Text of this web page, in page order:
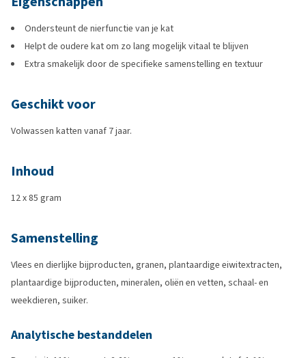
Ondersteunt de nierfunctie van je kat
Helpt de oudere kat om zo lang mogelijk vitaal te blijven
Extra smakelijk door de specifieke samenstelling en textuur
Geschikt voor
Volwassen katten vanaf 7 jaar.
Inhoud
12 x 85 gram
Samenstelling
Vlees en dierlijke bijproducten, granen, plantaardige eiwitextracten,
plantaardige bijproducten, mineralen, oliën en vetten, schaal- en
weekdieren, suiker.
Analytische bestanddelen